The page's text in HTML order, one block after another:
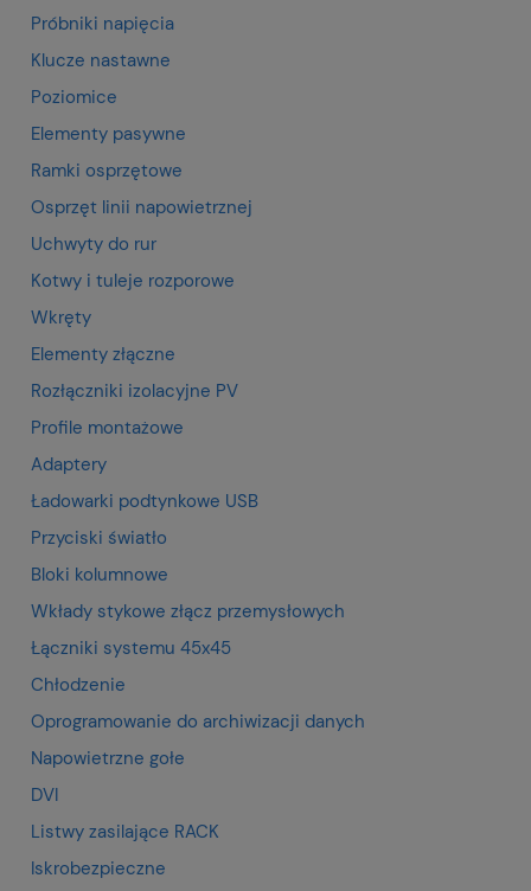
Próbniki napięcia
Klucze nastawne
Poziomice
Elementy pasywne
Ramki osprzętowe
Osprzęt linii napowietrznej
Uchwyty do rur
Kotwy i tuleje rozporowe
Wkręty
Elementy złączne
Rozłączniki izolacyjne PV
Profile montażowe
Adaptery
Ładowarki podtynkowe USB
Przyciski światło
Bloki kolumnowe
Wkłady stykowe złącz przemysłowych
Łączniki systemu 45x45
Chłodzenie
Oprogramowanie do archiwizacji danych
Napowietrzne gołe
DVI
Listwy zasilające RACK
Iskrobezpieczne